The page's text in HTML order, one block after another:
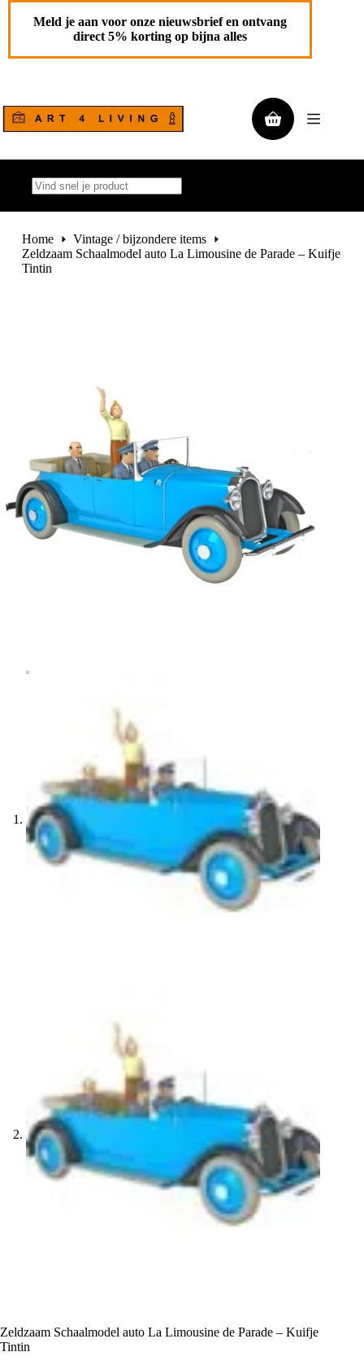
Ga
Zeldzaam Schaalmodel auto La Limousine de Parade – Kuifje Tintin
€175,00
Toevoegen aan
winkelwagen
Meld je aan voor onze nieuwsbrief en ontvang
direct 5% korting op bijna alles
Winkelwagen
resultaten
Home
Vintage / bijzondere items
Zeldzaam Schaalmodel auto La Limousine de Parade – Kuifje
Tintin
Zeldzaam Schaalmodel auto La Limousine de Parade – Kuifje
Tintin